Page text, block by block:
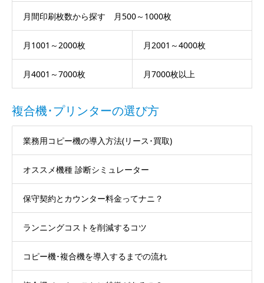
月間印刷枚数から探す 月500～1000枚
月1001～2000枚 月2001～4000枚
月4001～7000枚 月7000枚以上
複合機･プリンターの選び方
業務用コピー機の導入方法(リース･買取)
オススメ機種 診断シミュレーター
保守契約とカウンター料金ってナニ？
ランニングコストを削減するコツ
コピー機･複合機を導入するまでの流れ